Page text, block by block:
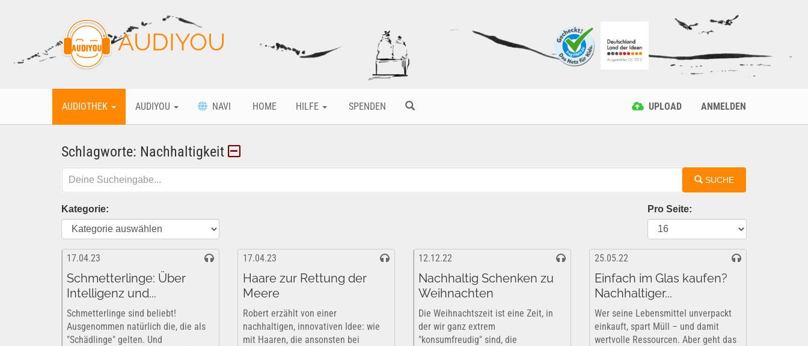
AUDIYOU
AUDIOTHEK AUDIYOU NAVI HOME HILFE SPENDEN UPLOAD ANMELDEN
Schlagworte: Nachhaltigkeit
SUCHE
Kategorie: Pro Seite:
17.04.23
Schmetterlinge: Über
Intelligenz und...
Schmetterlinge sind beliebt!
Ausgenommen natürlich die, die als
"Schädlinge" gelten. Und
17.04.23
Haare zur Rettung der
Meere
Robert erzählt von einer
nachhaltigen, innovativen Idee: wie
mit Haaren, die ansonsten bei
12.12.22
Nachhaltig Schenken zu
Weihnachten
Die Weihnachtszeit ist eine Zeit, in
der wir ganz extrem
"konsumfreudig" sind, die
25.05.22
Einfach im Glas kaufen?
Nachhaltiger...
Wer seine Lebensmittel unverpackt
einkauft, spart Müll – und damit
wertvolle Ressourcen. Aber geht das